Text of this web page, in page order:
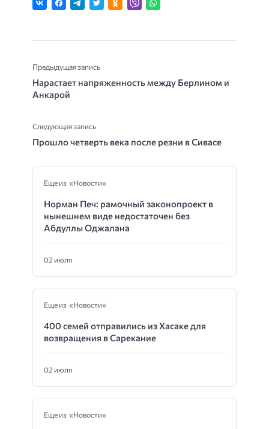
Предыдущая запись
Нарастает напряженность между Берлином и
Анкарой
Следующая запись
Прошло четверть века после резни в Сивасе
Еще из «Новости»
Норман Печ: рамочный законопроект в
нынешнем виде недостаточен без
Абдуллы Оджалана
02 июля
Еще из «Новости»
400 семей отправились из Хасаке для
возвращения в Сарекание
02 июля
Еще из «Новости»